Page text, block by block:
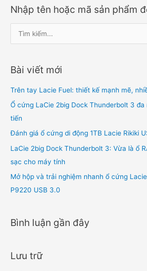
ngoài
tốc
Nhập tên hoặc mã sản phẩm
ì
k
m
:
Bài viết mới
Trên tay Lacie Fuel: thiết kế mạnh mẽ,
Ổ cứng LaCie 2big Dock Thunderbolt 3
tiến
Đánh giá ổ cứng di động 1TB Lacie Rikiki
LaCie 2big Dock Thunderbolt 3: Vừa là ổ
sạc cho máy tính
Mở hộp và trải nghiệm nhanh ổ cứng
P9220 USB 3.0
Bình luận gần đây
Lưu trữ